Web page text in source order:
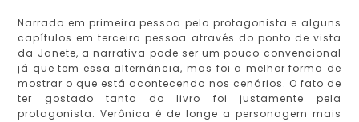
Narrado em primeira pessoa pela protagonista e alguns
capítulos em terceira pessoa através do ponto de vista
da Janete, a narrativa pode ser um pouco convencional
já que tem essa alternância, mas foi a melhor forma de
mostrar o que está acontecendo nos cenários. O fato de
ter gostado tanto do livro foi justamente pela
protagonista. Verônica é de longe a personagem mais